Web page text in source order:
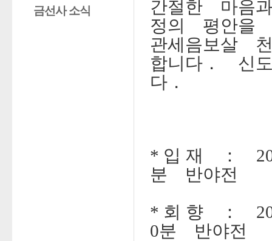
금선사 소식
간절한
마음
정의
평안을
관세음보살
합니다 ． 신
다 ．
* 입 재 ：
분 반야전
* 회 향 ：
0분 반야전